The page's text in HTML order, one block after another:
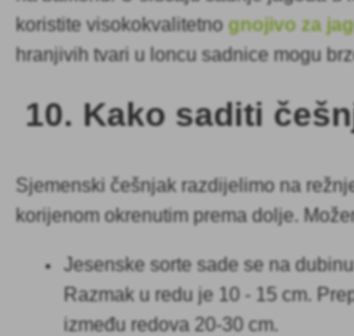
koristite visokokvalitetnognojivo za
hranjivih tvari u loncu sadnice mogu
10. Kako saditi
Sjemenski češnjak razdijelimo na
korijenom okrenutim prema dolje.
Jesenske sorte sade se na
Razmak u redu je 10 - 15 cm.
između redova 20-30 cm.